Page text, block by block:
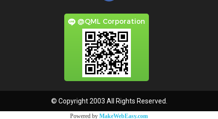
@QML Corporation
© Copyright 2003 All Rights Reserved.
Powered by MakeWebEasy.com